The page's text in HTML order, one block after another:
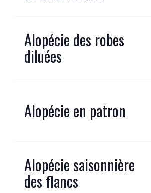
Alopécie des robes
diluées
Alopécie en patron
Alopécie saisonnière
des flancs